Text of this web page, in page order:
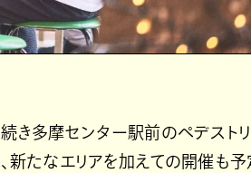
き多摩センター駅前のペデスト
新たなエリアを加えての開催も予